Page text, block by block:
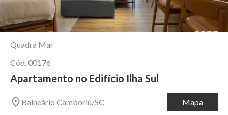
Quadra Mar
Cód.00176
Apartamento no Edifício Ilha Sul
Balneário Camboriú/SC Mapa